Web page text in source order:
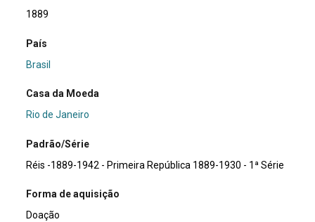
1889
País
Brasil
Casa da Moeda
Rio de Janeiro
Padrão/Série
Réis -1889-1942 - Primeira República 1889-1930 - 1ª Série
Forma de aquisição
Doação